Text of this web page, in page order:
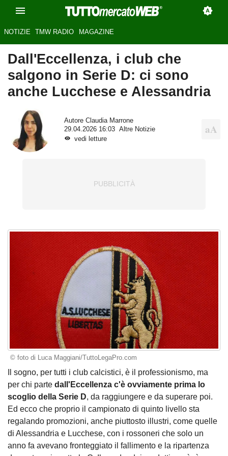
NOTIZIE TMW RADIO MAGAZINE
Dall'Eccellenza, i club che
salgono in Serie D: ci sono
anche Lucchese e Alessandria
Autore Claudia Marrone
29.04.2026 16:03
Altre Notizie
vedi letture
© foto di Luca Maggiani/TuttoLegaPro.com
Il sogno, per tutti i club calcistici, è il professionismo, ma
per chi parte dall'Eccellenza c'è ovviamente prima lo
scoglio della Serie D, da raggiungere e da superare poi.
Ed ecco che proprio il campionato di quinto livello sta
regalando promozioni, anche piuttosto illustri, come quelle
di Alessandria e Lucchese, con i rossoneri che solo un
anno fa avevano fronteggiato il fallimento e la ripartenza